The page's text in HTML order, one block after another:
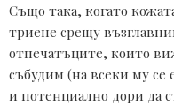
Също така, когато
триене срещу
отпечатъците, които
събудим (на всеки му се
и потенциално дори да